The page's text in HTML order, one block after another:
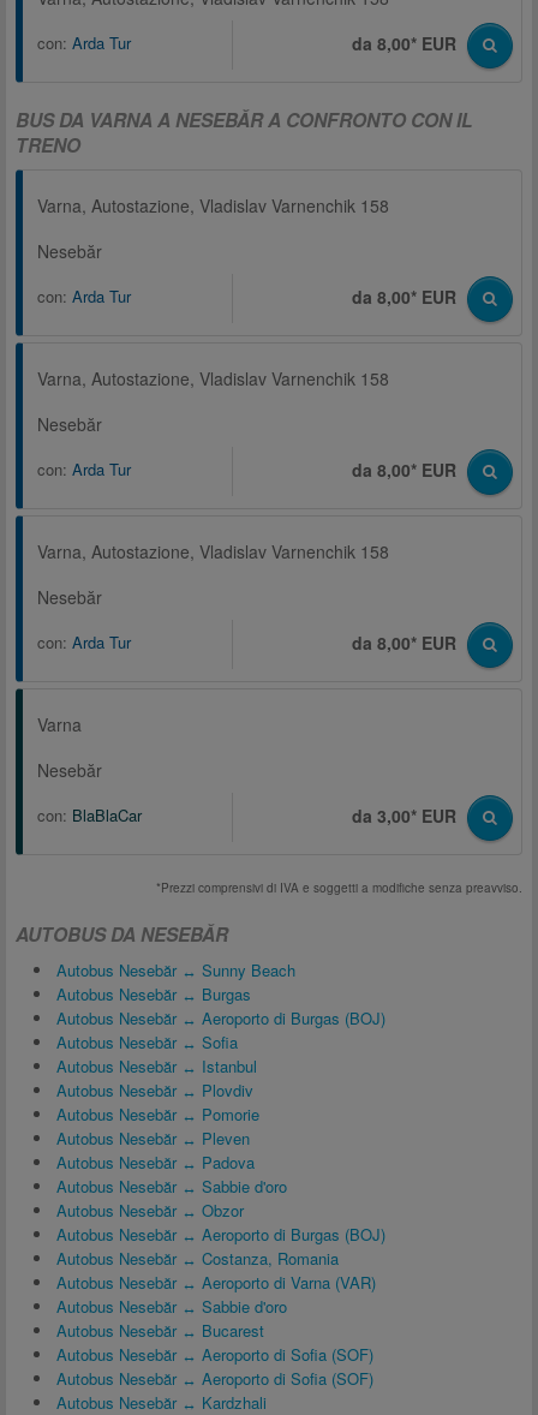
con: Arda Tur da 8,00* EUR
BUS DA VARNA A NESEBĂR A CONFRONTO CON IL
TRENO
Varna, Autostazione, Vladislav Varnenchik 158
Nesebăr
con: Arda Tur da 8,00* EUR
Varna, Autostazione, Vladislav Varnenchik 158
Nesebăr
con: Arda Tur da 8,00* EUR
Varna, Autostazione, Vladislav Varnenchik 158
Nesebăr
con: Arda Tur da 8,00* EUR
Varna
Nesebăr
con: BlaBlaCar da 3,00* EUR
*Prezzi comprensivi di IVA e soggetti a modifiche senza preavviso.
AUTOBUS DA NESEBĂR
Autobus Nesebăr ↔ Sunny Beach
Autobus Nesebăr ↔ Burgas
Autobus Nesebăr ↔ Aeroporto di Burgas (BOJ)
Autobus Nesebăr ↔ Sofia
Autobus Nesebăr ↔ Istanbul
Autobus Nesebăr ↔ Plovdiv
Autobus Nesebăr ↔ Pomorie
Autobus Nesebăr ↔ Pleven
Autobus Nesebăr ↔ Padova
Autobus Nesebăr ↔ Sabbie d'oro
Autobus Nesebăr ↔ Obzor
Autobus Nesebăr ↔ Aeroporto di Burgas (BOJ)
Autobus Nesebăr ↔ Costanza, Romania
Autobus Nesebăr ↔ Aeroporto di Varna (VAR)
Autobus Nesebăr ↔ Sabbie d'oro
Autobus Nesebăr ↔ Bucarest
Autobus Nesebăr ↔ Aeroporto di Sofia (SOF)
Autobus Nesebăr ↔ Aeroporto di Sofia (SOF)
Autobus Nesebăr ↔ Kardzhali